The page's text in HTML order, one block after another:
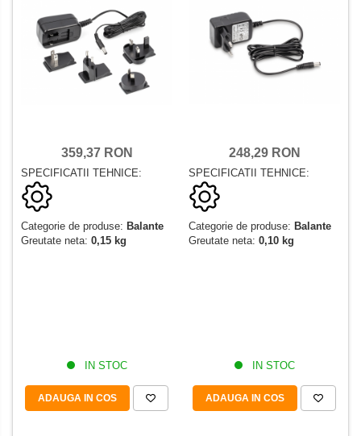
359,37 RON
SPECIFICATII TEHNICE:
Categorie de produse: Balante
Greutate neta: 0,15 kg
IN STOC
ADAUGA IN COS
248,29 RON
SPECIFICATII TEHNICE:
Categorie de produse: Balante
Greutate neta: 0,10 kg
IN STOC
ADAUGA IN COS